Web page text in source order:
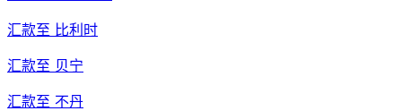
汇款至 比利时
汇款至 贝宁
汇款至 不丹